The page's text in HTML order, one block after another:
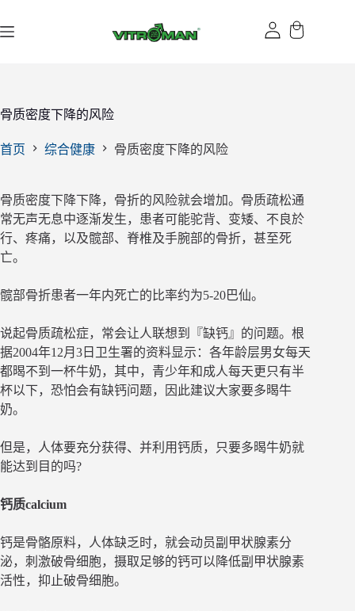
过
骨质密度下降的风险
首页 综合健康 骨质密度下降的风险
骨质密度下降下降，骨折的风险就会增加。骨质疏松通
常无声无息中逐渐发生，患者可能驼背、变矮、不良於
行、疼痛，以及髋部、脊椎及手腕部的骨折，甚至死
亡。
髋部骨折患者一年内死亡的比率约为5-20巴仙。
说起骨质疏松症，常会让人联想到『缺钙』的问题。根
据2004年12月3日卫生署的资料显示：各年龄层男女每天
都暍不到一杯牛奶，其中，青少年和成人每天更只有半
杯以下，恐怕会有缺钙问题，因此建议大家要多暍牛
奶。
但是，人体要充分获得、并利用钙质，只要多暍牛奶就
能达到目的吗?
钙质calcium
钙是骨骼原料，人体缺乏时，就会动员副甲状腺素分
泌，刺激破骨细胞，摄取足够的钙可以降低副甲状腺素
活性，抑止破骨细胞。